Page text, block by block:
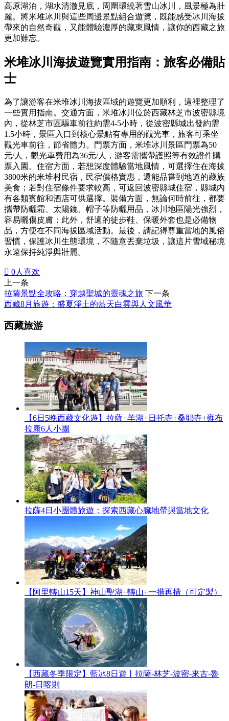
高原湖泊，湖水清澈見底，周圍環繞著雪山冰川，風景極為壯
麗。將米堆冰川與這些周邊景點組合遊覽，既能感受冰川海拔
帶來的自然奇觀，又能體驗濃厚的藏東風情，讓你的西藏之旅
更加難忘。
米堆冰川海拔遊覽實用指南：旅客必備貼
士
為了讓游客在米堆冰川海拔區域的遊覽更加順利，這裡整理了
一些實用指南。交通方面，米堆冰川位於西藏林芝市波密縣境
內，從林芝市區驅車前往約需4-5小時，從波密縣城出發約需
1.5小時，景區入口到核心景點有專用的觀光車，旅客可乘坐
觀光車前往，節省體力。門票方面，米堆冰川景區門票為50
元/人，觀光車費用為36元/人，游客需攜帶護照等有效證件購
票入園。住宿方面，若想深度體驗當地風情，可選擇住在海拔
3800米的米堆村民宿，民宿價格實惠，還能品嘗到地道的藏族
美食；若對住宿條件要求較高，可返回波密縣城住宿，縣城內
有各類賓館和酒店可供選擇。裝備方面，無論何時前往，都要
攜帶防曬霜、太陽鏡、帽子等防曬用品，冰川地區陽光強烈，
容易曬傷皮膚；此外，舒適的徒步鞋、保暖外套也是必備物
品，方便在不同海拔區域活動。最後，請記得尊重當地的風俗
習慣，保護冰川生態環境，不隨意丟棄垃圾，讓這片雪域秘境
永遠保持純淨與壯麗。
 0人喜欢
上一条
拉薩景點全攻略：穿越聖城的靈魂之旅 下一条
西藏8月旅遊：盛夏淨土的藍天白雲與人文風華
西藏旅游
【6日5晚西藏文化遊】拉薩+羊湖+日托寺+桑耶寺+雍布
拉康6人小團
拉薩4日小團體旅遊：探索西藏心臟地帶與當地文化
【阿里轉山15天】神山聖湖+轉山+一措再措（可定製）
【西藏冬季限定】藍冰8日遊丨拉薩-林芝-波密-來古-魯
朗-日喀則